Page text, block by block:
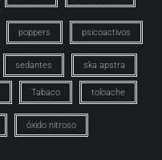
poppers psicoactivos
sedantes ska apstra
Tabaco toloache
óxido nitroso